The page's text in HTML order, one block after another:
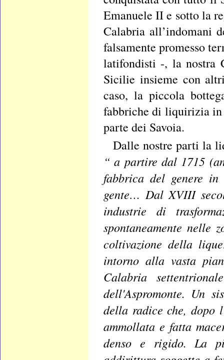
Emanuele II e sotto la
Calabria all’indomani
falsamente promesso
latifondisti -, la nostra
Sicilie insieme con
caso, la piccola
fabbriche di liquirizia in
parte dei Savoia.
Dalle nostre parti la
“ a partire dal 1715
fabbrica del genere
gente… Dal XVIII
industrie di
spontaneamente nelle
coltivazione della
intorno alla vasta
Calabria
dell'Aspromonte. Un
della radice che, dopo
ammollata e fatta
denso e rigido. La